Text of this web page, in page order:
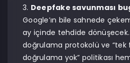
Deepfake savunması
Google’ın bile sahnede
ay içinde tehdide dönüşecek.
doğrulama protokolü ve “tek
doğrulama yok” politikası